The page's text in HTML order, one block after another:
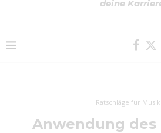
deine
Ratschläge für
Anwendung des